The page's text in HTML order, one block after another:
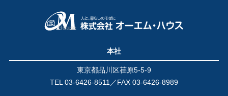
本社
東京都品川区荏原5-5-9
TEL 03-6426-8511 ／FAX 03-6426-8989